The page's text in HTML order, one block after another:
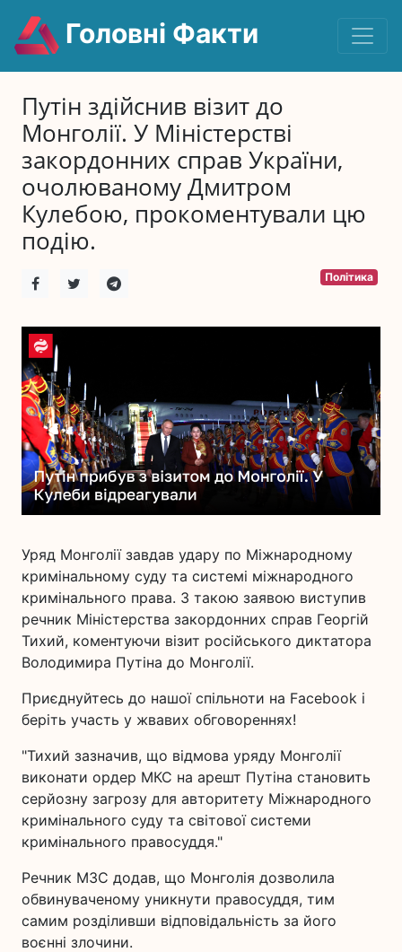
Головні Факти
Путін здійснив візит до
Монголії. У Міністерстві
закордонних справ України,
очолюваному Дмитром
Кулебою, прокоментували цю
подію.
Політика
Уряд Монголії завдав удару по Міжнародному
кримінальному суду та системі міжнародного
кримінального права. З такою заявою виступив
речник Міністерства закордонних справ Георгій
Тихий, коментуючи візит російського диктатора
Володимира Путіна до Монголії.
Приєднуйтесь до нашої спільноти на Facebook і
беріть участь у жвавих обговореннях!
"Тихий зазначив, що відмова уряду Монголії
виконати ордер МКС на арешт Путіна становить
серйозну загрозу для авторитету Міжнародного
кримінального суду та світової системи
кримінального правосуддя."
Речник МЗС додав, що Монголія дозволила
обвинуваченому уникнути правосуддя, тим
самим розділивши відповідальність за його
воєнні злочини.